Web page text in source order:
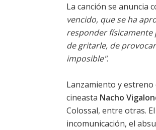
La canción se anuncia
vencido, que se ha
responder físicamente
de gritarle, de
imposible".
Lanzamiento y estreno
cineasta Nacho
Colossal, entre otras.
incomunicación, el